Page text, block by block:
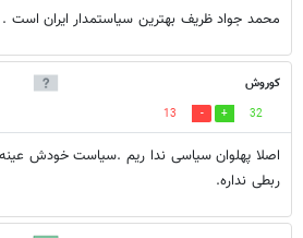
محمد جواد ظریف بهترین سیاستمدار ایران است .
کوروش
32
13
اصلا پهلوان سیاسی ندا ریم .سیاست خودش عینه
ربطی نداره.